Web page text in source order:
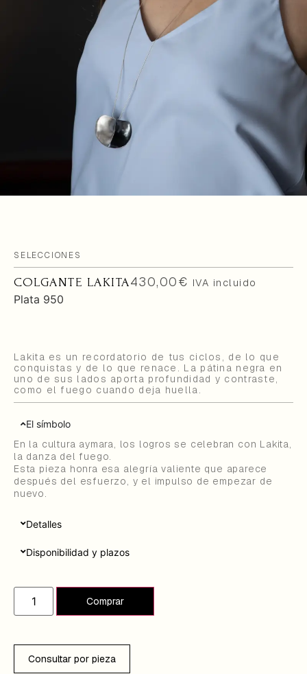
SELECCIONES
COLGANTE LAKITA430,00€ IVA incluido
Plata 950
Lakita es un recordatorio de tus ciclos, de lo que
conquistas y de lo que renace. La pátina negra en
uno de sus lados aporta profundidad y contraste,
como el fuego cuando deja huella.
El símbolo
En la cultura aymara, los logros se celebran con Lakita,
la danza del fuego.
Esta pieza honra esa alegría valiente que aparece
después del esfuerzo, y el impulso de empezar de
nuevo.
Detalles
Disponibilidad y plazos
Añadir al carrito
Consultar por pieza